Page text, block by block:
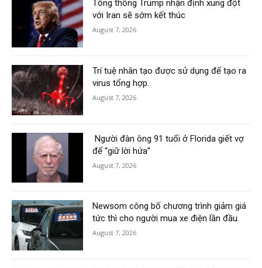
Tổng thống Trump nhận định xung đột
với Iran sẽ sớm kết thúc
August 7, 2026
Trí tuệ nhân tạo được sử dụng để tạo ra
virus tổng hợp.
August 7, 2026
Người đàn ông 91 tuổi ở Florida giết vợ
để “giữ lời hứa”
August 7, 2026
Newsom công bố chương trình giảm giá
tức thì cho người mua xe điện lần đầu.
August 7, 2026